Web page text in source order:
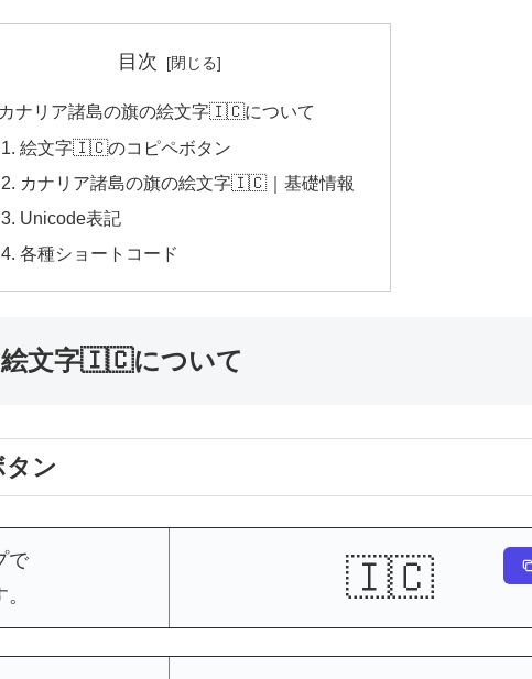
目次
カナリア諸島の旗の絵文字🇮🇨について
絵文字🇮🇨のコピペボタン
カナリア諸島の旗の絵文字🇮🇨｜基礎情報
Unicode表記
各種ショートコード
絵文字🇮🇨について
ン
で
🇮🇨